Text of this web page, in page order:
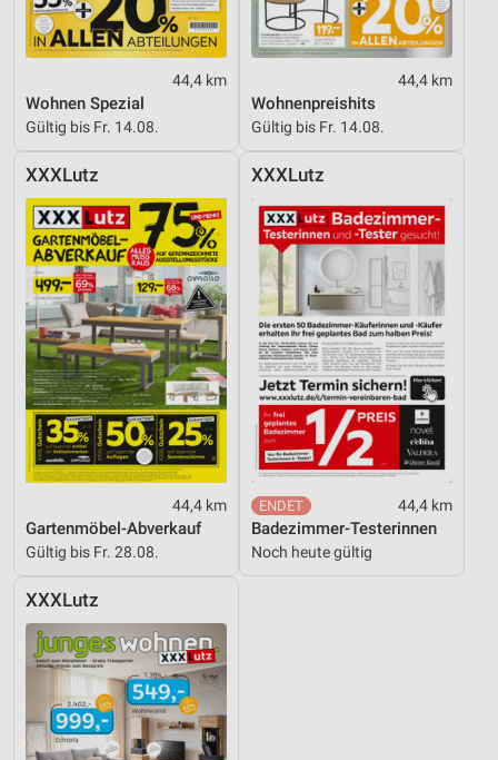
44,4 km
Wohnen Spezial
Gültig bis Fr. 14.08.
44,4 km
Wohnenpreishits
Gültig bis Fr. 14.08.
XXXLutz
44,4 km
Gartenmöbel-Abverkauf
Gültig bis Fr. 28.08.
XXXLutz
44,4 km
Badezimmer-Testerinnen
Noch heute gültig
XXXLutz